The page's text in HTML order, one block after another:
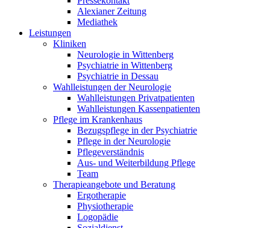
Alexianer Zeitung
Mediathek
Leistungen
Kliniken
Neurologie in Wittenberg
Psychiatrie in Wittenberg
Psychiatrie in Dessau
Wahlleistungen der Neurologie
Wahlleistungen Privatpatienten
Wahlleistungen Kassenpatienten
Pflege im Krankenhaus
Bezugspflege in der Psychiatrie
Pflege in der Neurologie
Pflegeverständnis
Aus- und Weiterbildung Pflege
Team
Therapieangebote und Beratung
Ergotherapie
Physiotherapie
Logopädie